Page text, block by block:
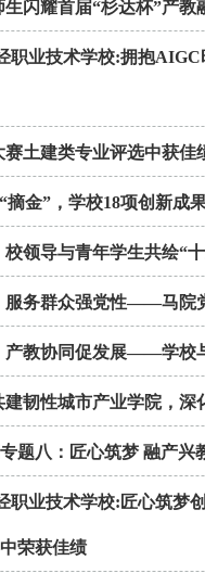
闪耀首届“杉达杯”产教
职业技术学校:拥抱
赛土建类专业评选中获佳
金”，学校18项创新成
领导与青年学生共绘“
服务群众强党性——马院
产教协同促发展——学校
韧性城市产业学院，深
专题八：匠心筑梦 融产
职业技术学校:匠心筑
荣获佳绩